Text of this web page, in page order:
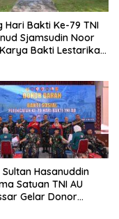
Hari Bakti Ke-79 TNI
Sjamsudin Noor
Bakti Lestarikan
Sultan Hasanuddin
Satuan TNI AU
Gelar Donor